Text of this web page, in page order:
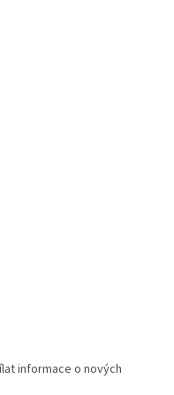
informace o nových